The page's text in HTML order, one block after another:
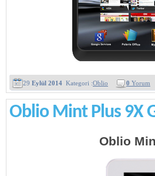
29 Eylül 2014 Kategori :Oblio 0 Yorum
Oblio Mint Plus 9X
Oblio